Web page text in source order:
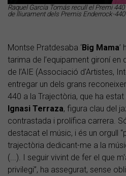
Raquel García Tomás recull el Premi
de lliurament dels Premis Enderrock-
Montse Pratdesaba ‘Big Mama’
tarima de l’equipament gironí
de l’AIE (Associació d'Artistes,
entregar un dels grans
440 a la Trajectòria, que ha
Ignasi Terraza, figura clau del
contrastada i prolífica carrera.
destacat el músic, i és un orgull
trajectòria dedicant-me a la
(...). I seguir vivint de fer el que
privilegi”, ha assegurat, sense